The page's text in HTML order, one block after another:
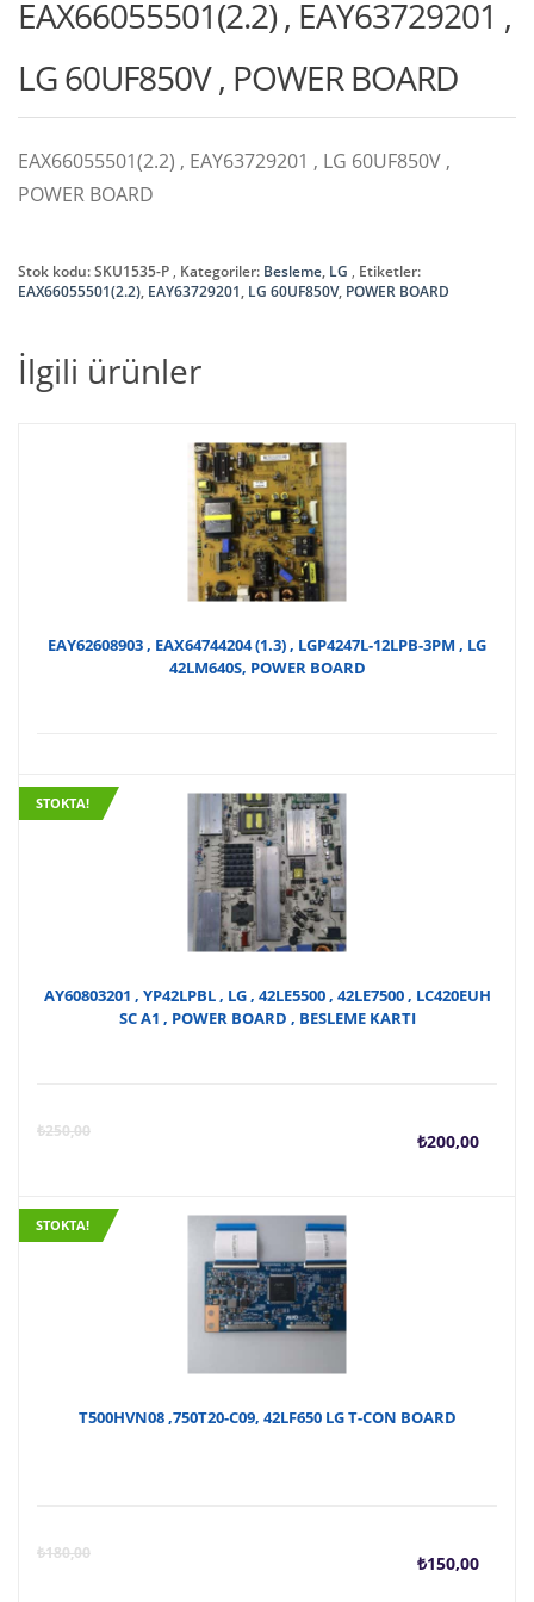
EAX66055501(2.2) , EAY63729201 ,
LG 60UF850V , POWER BOARD
EAX66055501(2.2) , EAY63729201 , LG 60UF850V ,
POWER BOARD
Stok kodu:SKU1535-P Kategoriler: Besleme, LG
Etiketler:
EAX66055501(2.2), EAY63729201, LG 60UF850V, POWER BOARD
İlgili ürünler
EAY62608903 , EAX64744204 (1.3) , LGP4247L-12LPB-3PM , LG
42LM640S, POWER BOARD
STOKTA!
AY60803201 , YP42LPBL , LG , 42LE5500 , 42LE7500 , LC420EUH
SC A1 , POWER BOARD , BESLEME KARTI
₺250,00 ₺200,00
Şu
STOKTA!
T500HVN08 ,750T20-C09, 42LF650 LG T-CON BOARD
₺180,00 ₺150,00
Şu